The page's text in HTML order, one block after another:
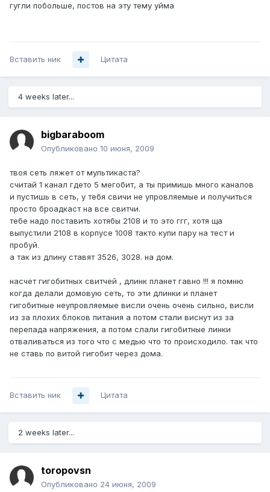
гугли побольше, постов на эту тему уйма
Вставить ник Цитата
4 weeks later...
bigbaraboom
Опубликовано 10 июня, 2009
твоя сеть ляжет от мультикаста?
считай 1 канал гдето 5 мегобит, а ты примишь много каналов
и пустишь в сеть, у тебя свичи не упровляемые и получиться
просто броадкаст на все свитчи.
тебе надо поставить хотябы 2108 и то это ггг, хотя ща
выпустили 2108 в корпусе 1008 такто купи пару на тест и
пробуй.
а так из длину ставят 3526, 3028. на дом.
насчет гигобитных свитчей , длинк планет гавно !!! я помню
когда делали домовую сеть, то эти длинки и планет
гигобитные неупровляемые висли очень очень сильно, висли
из за плохих блоков питания а потом стали виснут из за
перепада напряжения, а потом слали гигобитные линки
отваливаться из того что с медью что то происходило. так что
не ставь по витой гигобит через дома.
Вставить ник Цитата
2 weeks later...
toropovsn
Опубликовано 24 июня, 2009